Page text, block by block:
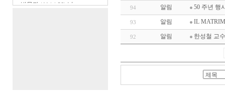
방문자(44.^.^.36)님
94 알림 50 주년 행
93 알림 IL
92 알림 한성철 교